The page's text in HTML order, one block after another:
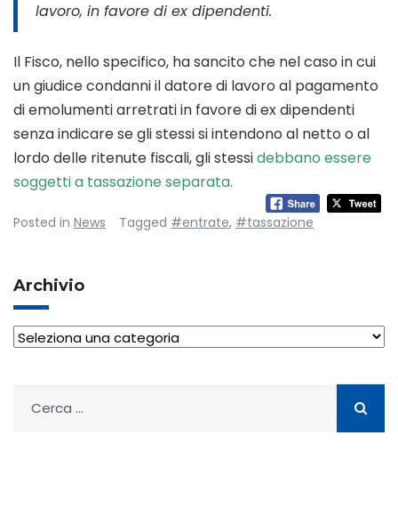
lavoro, in favore di ex dipendenti.
Il Fisco, nello specifico, ha sancito che nel caso in cui
un giudice condanni il datore di lavoro al pagamento
di emolumenti arretrati in favore di ex dipendenti
senza indicare se gli stessi si intendono al netto o al
lordo delle ritenute fiscali, gli stessidebbano essere
soggetti a tassazione separata.
Posted in News Tagged #entrate, #tassazione
Archivio
Archivio
per: